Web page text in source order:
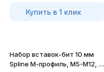
Купить в 1 клик
Набор вставок-бит 10 мм
Spline М-профиль, М5-М12, 11